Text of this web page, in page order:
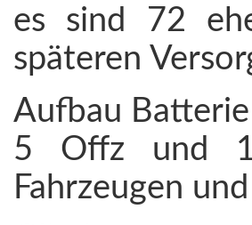
es sind 72
späteren
Aufbau Batterie
5 Offz und
Fahrzeugen